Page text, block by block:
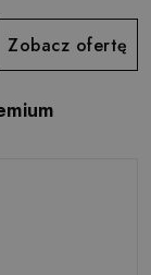
Zobacz ofertę